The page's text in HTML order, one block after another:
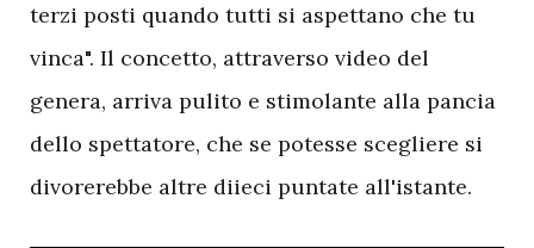
terzi posti quando tutti si aspettano che tu
vinca". Il concetto, attraverso video del
genera, arriva pulito e stimolante alla pancia
dello spettatore, che se potesse scegliere si
divorerebbe altre diieci puntate all'istante.